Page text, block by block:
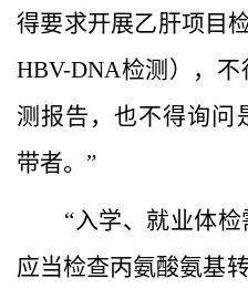
得要求开展乙肝项目
HBV-DNA检测），
测报告，也不得询问
带者。”
“入学、就业体检
应当检查丙氨酸氨基